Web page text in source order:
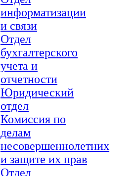
информатизации
и связи
Отдел
бухгалтерского
учета и
отчетности
Юридический
отдел
Комиссия по
делам
несовершеннолетних
и защите их прав
Отдел